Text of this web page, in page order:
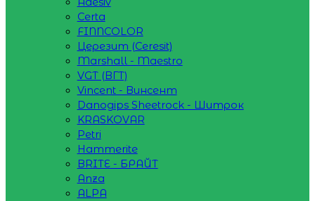
Certa
FINNCOLOR
Церезит (Ceresit)
Marshall - Maestro
VGT (ВГТ)
Vincent - Винсент
Danogips Sheetrock - Шитрок
KRASKOVAR
Petri
Hammerite
BRITE - БРАЙТ
Anza
ALPA